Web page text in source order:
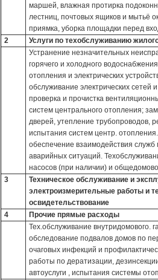
маршей, влажная протирка
лестниц, почтовых ящиков и мытьё
приямка, уборка площадки перед
2 Услуги по техобслуживанию
Устранение незначительных
горячего и холодного
отопления и электрических
обслуживание электрических сетей
проверка и прочистка
систем центрального отопления;
дверей, утепление трубопроводов,
испытания систем центр.
обеспечение взаимодействия служб
аварийных ситуаций.
насосов (при наличии) и
3
Техническое обслуживание и
электроизмерительные работы и
освидетельствование
4
Прочие прямые расходы
Тех.обслуживание внутридомового.
обследование подвалов домов по
очаговых инфекций и
работы по дератизации,
автоуслуги , испытания системы